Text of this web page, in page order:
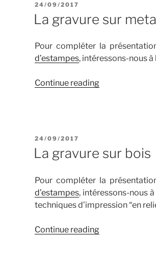
POSTED
ON
24/09/2017
La gravure sur
Pour compléter la
d’estampes, intéressons-nous à
Continue reading“La
POSTED
ON
24/09/2017
La gravure sur bois
Pour compléter la
d’estampes, intéressons-nous
techniques d’impression “en
Continue reading“La